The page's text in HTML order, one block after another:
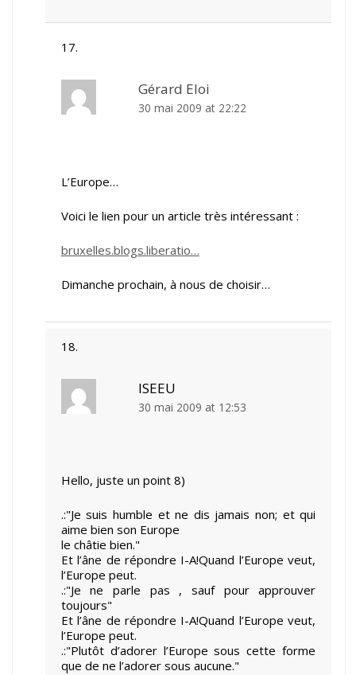
Gérard Eloi
30 mai 2009 at 22:22
L’Europe…
Voici le lien pour un article très intéressant :
bruxelles.blogs.liberatio…
Dimanche prochain, à nous de choisir…
ISEEU
30 mai 2009 at 12:53
Hello, juste un point 8)
.:"Je suis humble et ne dis jamais non; et qui
aime bien son Europe
le châtie bien."
Et l’âne de répondre I-A!Quand l’Europe veut,
l’Europe peut.
.:"Je ne parle pas , sauf pour approuver
toujours"
Et l’âne de répondre I-A!Quand l’Europe veut,
l’Europe peut.
.:"Plutôt d’adorer l’Europe sous cette forme
que de ne l’adorer sous aucune."